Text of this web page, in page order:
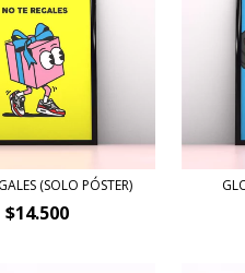
(SOLO PÓSTER)
$14.500